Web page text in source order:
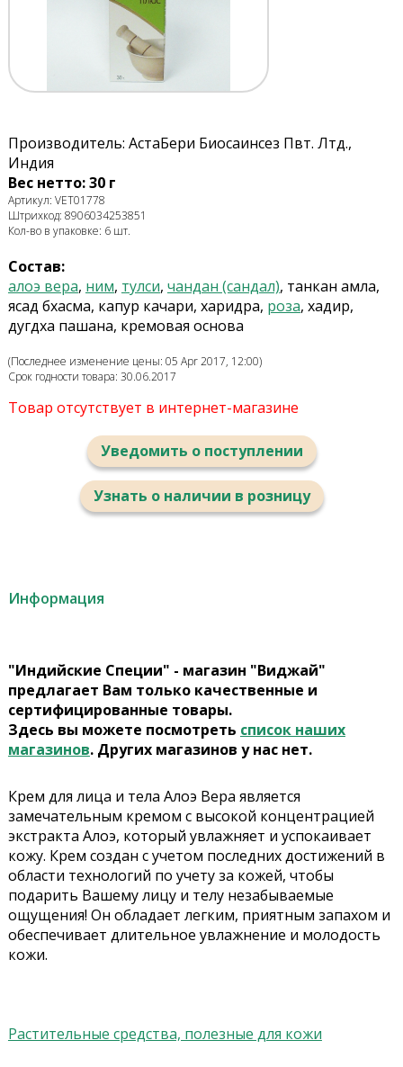
Производитель: АстаБери Биосаинсез Пвт. Лтд.,
Индия
Вес нетто: 30 г
Артикул: VET01778
Штрихкод: 8906034253851
Кол-во в упаковке: 6 шт.
Состав:
алоэ вера, ним, тулси, чандан (сандал), танкан амла,
ясад бхасма, капур качари, харидра, роза, хадир,
дугдха пашана, кремовая основа
(Последнее изменение цены: 05 Apr 2017, 12:00)
Срок годности товара: 30.06.2017
Товар отсутствует в интернет-магазине
Уведомить о поступлении
Узнать о наличии в розницу
Информация
"Индийские Специи" - магазин "Виджай"
предлагает Вам только качественные и
сертифицированные товары.
Здесь вы можете посмотреть список наших
магазинов. Других магазинов у нас нет.
Крем для лица и тела Алоэ Вера является
замечательным кремом с высокой концентрацией
экстракта Алоэ, который увлажняет и успокаивает
кожу. Крем создан с учетом последних достижений в
области технологий по учету за кожей, чтобы
подарить Вашему лицу и телу незабываемые
ощущения! Он обладает легким, приятным запахом и
обеспечивает длительное увлажнение и молодость
кожи.
Растительные средства, полезные для кожи